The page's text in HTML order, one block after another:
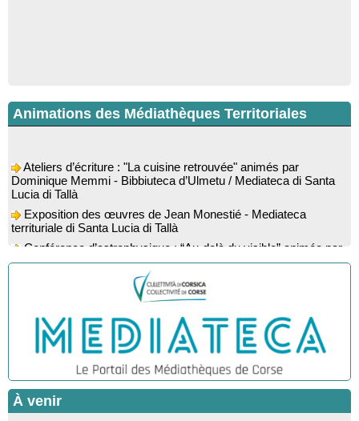
Animations des Médiathèques Territoriales
Dominique Memmi - Bibbiuteca d’Ulmetu / Mediateca di Santa
Lucia di Tallà
territuriale di Santa Lucia di Tallà
Bicchisgià
Exposition des œuvres de Dominique Malberti Morin :
"Racines, peintures acryliques et aquarelles" - Mediateca
Animation : "Petits lecteurs" - Médiathèque - Pitretu è
Bicchisgià
Spectacle musical : "Viaghju in Corsica cù Regina & Bruno",
hommage au duo mythique de la chanson corse interprété par
Marie-Elsa Picciocchi (chant), Marc’Antò Belgodere (chant et
gutare) et Jacky Le Menn (claviers) - Salle des fêtes - Cuzzà
À venir